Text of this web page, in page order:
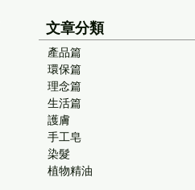
文章分類
產品篇
環保篇
理念篇
生活篇
護膚
手工皂
染髮
植物精油